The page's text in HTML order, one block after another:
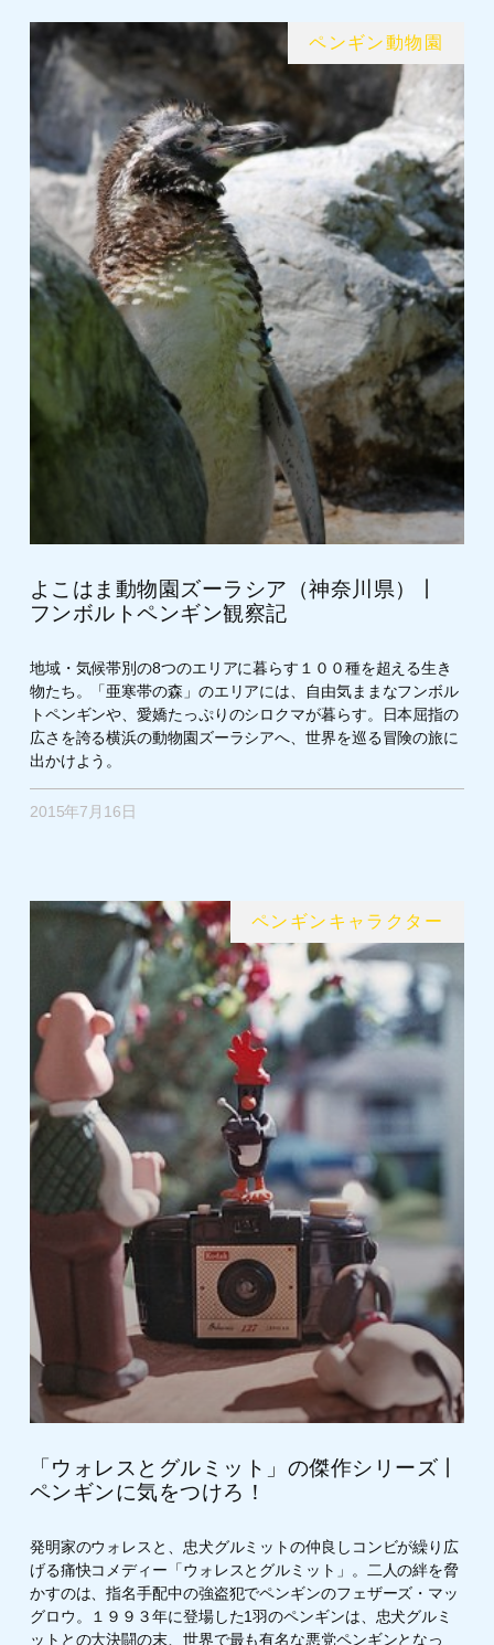
ペンギン動物園
よこはま動物園ズーラシア（神奈川県）丨
フンボルトペンギン観察記
地域・気候帯別の8つのエリアに暮らす１００種を超える生き
物たち。「亜寒帯の森」のエリアには、自由気ままなフンボル
トペンギンや、愛嬌たっぷりのシロクマが暮らす。日本屈指の
広さを誇る横浜の動物園ズーラシアへ、世界を巡る冒険の旅に
出かけよう。
2015年7月16日
ペンギンキャラクター
「ウォレスとグルミット」の傑作シリーズ丨
ペンギンに気をつけろ！
発明家のウォレスと、忠犬グルミットの仲良しコンビが繰り広
げる痛快コメディー「ウォレスとグルミット」。二人の絆を脅
かすのは、指名手配中の強盗犯でペンギンのフェザーズ・マッ
グロウ。１９９３年に登場した1羽のペンギンは、忠犬グルミ
ットとの大決闘の末、世界で最も有名な悪党ペンギンとなっ